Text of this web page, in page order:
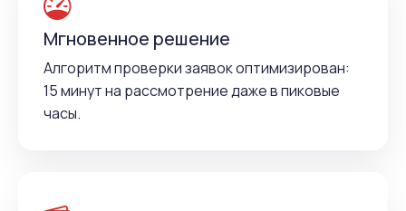
Мгновенное решение
Алгоритм проверки заявок оптимизирован:
15 минут на рассмотрение даже в пиковые
часы.